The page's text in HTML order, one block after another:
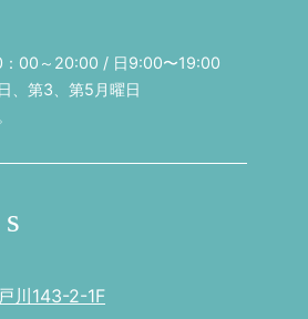
：00～20:00 / 日9:00〜19:00
、第3、第5月曜日
川143-2-1F